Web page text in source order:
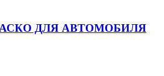
ДЛЯ АВТОМОБИЛЯ